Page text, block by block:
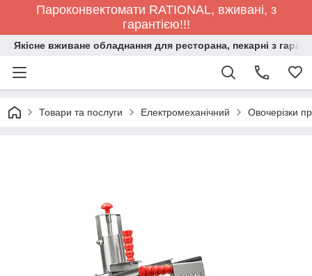
Пароконвектомати RATIONAL, вживані, з
гарантією!!!
Якісне вживане обладнання для ресторана, пекарні з
Товари та послуги Електромеханічний Овочерізки